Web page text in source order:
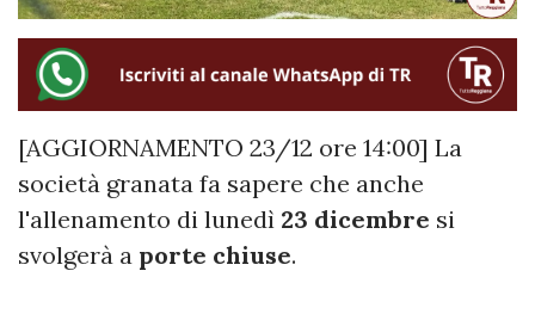
[AGGIORNAMENTO 23/12 ore 14:00] La
società granata fa sapere che anche
l'allenamento di lunedì 23 dicembre si
svolgerà a porte chiuse.